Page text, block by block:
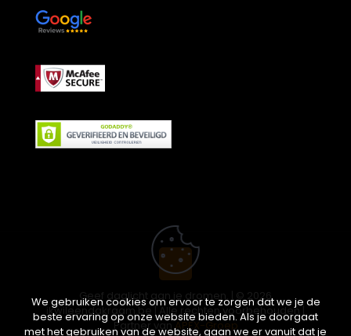
Geef daglicht aan je dromen. | © 2026
ikwileendakraam.be | Alle rechten voorbehouden |
Partner vanAPEX-Groep
We gebruiken cookies om ervoor te zorgen dat we je de
beste ervaring op onze website bieden. Als je doorgaat
met het gebruiken van de website, gaan we er vanuit dat je